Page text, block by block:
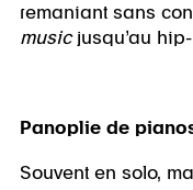
remaniant sans
musicjusqu’au
Panoplie de
Souvent en solo,